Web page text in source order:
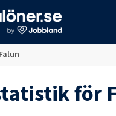
Falun
för